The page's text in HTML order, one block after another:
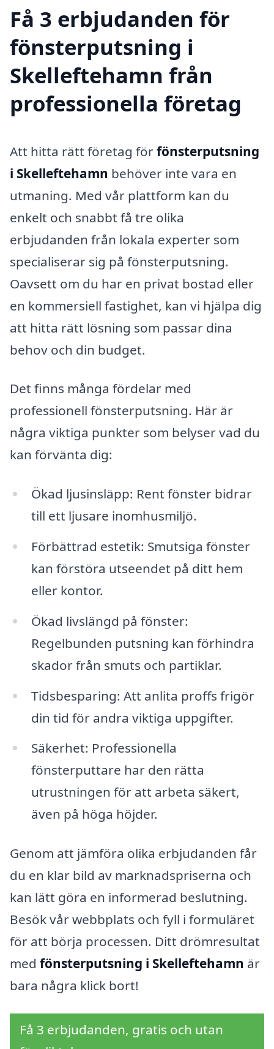
Få 3 erbjudanden för
fönsterputsning i
Skelleftehamn från
professionella företag
Att hitta rätt företag förfönsterputsning
i Skelleftehamn behöver inte vara en
utmaning. Med vår plattform kan du
enkelt och snabbt få tre olika
erbjudanden från lokala experter som
specialiserar sig på fönsterputsning.
Oavsett om du har en privat bostad eller
en kommersiell fastighet, kan vi hjälpa dig
att hitta rätt lösning som passar dina
behov och din budget.
Det finns många fördelar med
professionell fönsterputsning. Här är
några viktiga punkter som belyser vad du
kan förvänta dig:
Ökad ljusinsläpp: Rent fönster bidrar
till ett ljusare inomhusmiljö.
Förbättrad estetik: Smutsiga fönster
kan förstöra utseendet på ditt hem
eller kontor.
Ökad livslängd på fönster:
Regelbunden putsning kan förhindra
skador från smuts och partiklar.
Tidsbesparing: Att anlita proffs frigör
din tid för andra viktiga uppgifter.
Säkerhet: Professionella
fönsterputtare har den rätta
utrustningen för att arbeta säkert,
även på höga höjder.
Genom att jämföra olika erbjudanden får
du en klar bild av marknadspriserna och
kan lätt göra en informerad beslutning.
Besök vår webbplats och fyll i formuläret
för att börja processen. Ditt drömresultat
med fönsterputsning i Skelleftehamn är
bara några klick bort!
Få 3 erbjudanden, gratis och utan